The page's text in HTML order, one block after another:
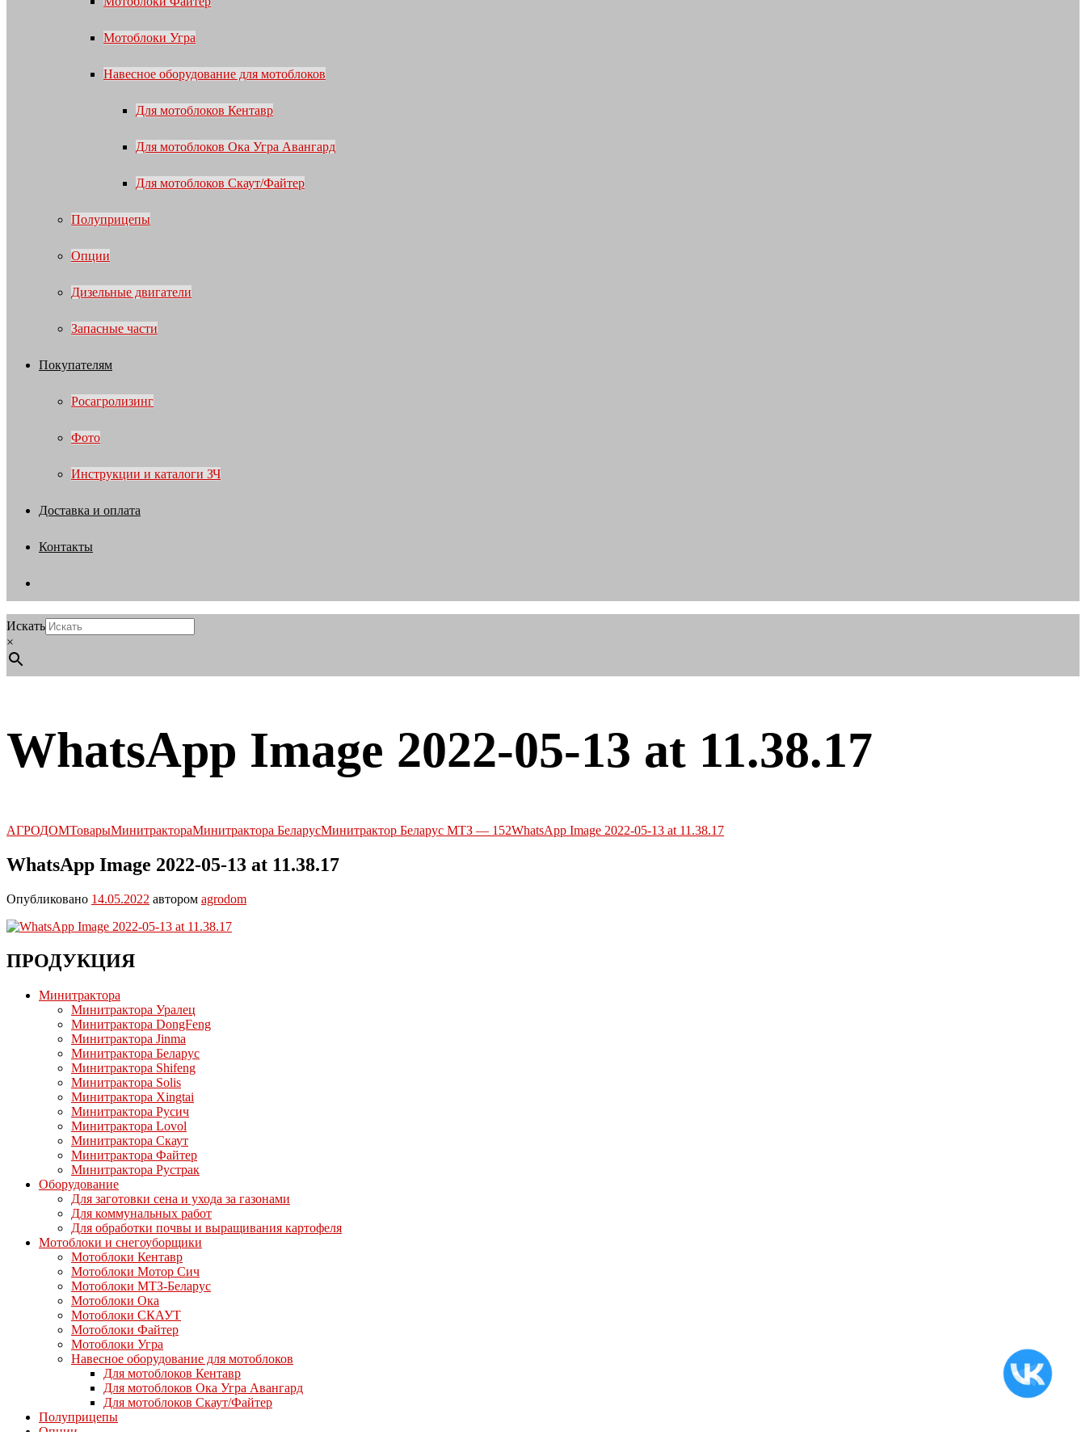
Мотоблоки Угра
Навесное оборудование для мотоблоков
Для мотоблоков Кентавр
Для мотоблоков Ока Угра Авангард
Для мотоблоков Скаут/Файтер
Полуприцепы
Опции
Дизельные двигатели
Запасные части
Покупателям
Росагролизинг
Фото
Инструкции и каталоги ЗЧ
Доставка и оплата
Контакты
Искать
×
WhatsApp Image 2022-05-13 at 11.38.17
АГРОДОМТоварыМинитрактораМинитрактора БеларусМинитрактор Беларус МТЗ — 152WhatsApp Image 2022-05-13 at 11.38.17
WhatsApp Image 2022-05-13 at 11.38.17
Опубликовано 14.05.2022 автором agrodom
ПРОДУКЦИЯ
Минитрактора
Минитрактора Уралец
Минитрактора DongFeng
Минитрактора Jinma
Минитрактора Беларус
Минитрактора Shifeng
Минитрактора Solis
Минитрактора Xingtai
Минитрактора Русич
Минитрактора Lovol
Минитрактора Скаут
Минитрактора Файтер
Минитрактора Рустрак
Оборудование
Для заготовки сена и ухода за газонами
Для коммунальных работ
Для обработки почвы и выращивания картофеля
Мотоблоки и снегоуборщики
Мотоблоки Кентавр
Мотоблоки Мотор Сич
Мотоблоки МТЗ-Беларус
Мотоблоки Ока
Мотоблоки СКАУТ
Мотоблоки Файтер
Мотоблоки Угра
Навесное оборудование для мотоблоков
Для мотоблоков Кентавр
Для мотоблоков Ока Угра Авангард
Для мотоблоков Скаут/Файтер
Полуприцепы
Опции